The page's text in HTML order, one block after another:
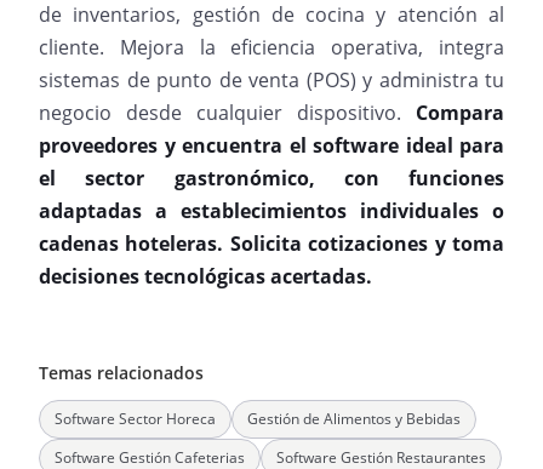
de inventarios, gestión de cocina y atención al
cliente. Mejora la eficiencia operativa, integra
sistemas de punto de venta (POS) y administra tu
negocio desde cualquier dispositivo. Compara
proveedores y encuentra el software ideal para
el sector gastronómico, con funciones
adaptadas a establecimientos individuales o
cadenas hoteleras. Solicita cotizaciones y toma
decisiones tecnológicas acertadas.
Temas relacionados
Software Sector Horeca
Gestión de Alimentos y Bebidas
Software Gestión Cafeterias
Software Gestión Restaurantes